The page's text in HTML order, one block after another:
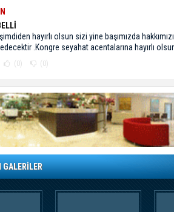
hayırlı olsun sizi yine başımızda
.Kongre seyahat acentalarına hayırlı
(0) (0)
GALERİLER